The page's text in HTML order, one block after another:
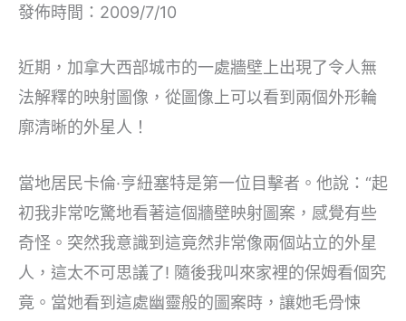
發佈時間：2009/7/10
近期，加拿大西部城市的一處牆壁上出現了令人無
法解釋的映射圖像，從圖像上可以看到兩個外形輪
廓清晰的外星人！
當地居民卡倫·亨紐塞特是第一位目擊者。他說：“起
初我非常吃驚地看著這個牆壁映射圖案，感覺有些
奇怪。突然我意識到這竟然非常像兩個站立的外星
人，這太不可思議了! 隨後我叫來家裡的保姆看個究
竟。當她看到這處幽靈般的圖案時，讓她毛骨悚